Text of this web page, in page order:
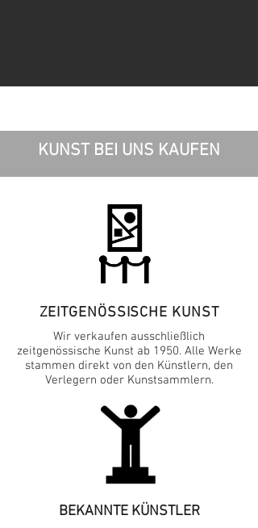
KUNST BEI UNS KAUFEN
ZEITGENÖSSISCHE KUNST
Wir verkaufen ausschließlich
zeitgenössische Kunst ab 1950. Alle Werke
stammen direkt von den Künstlern, den
Verlegern oder Kunstsammlern.
BEKANNTE KÜNSTLER